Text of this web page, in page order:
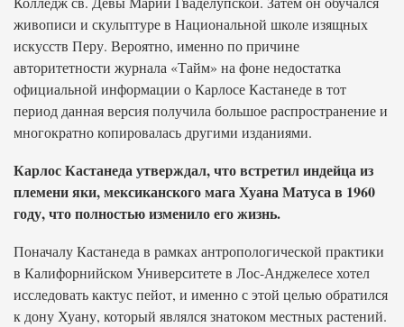
живописи и скульптуре в Национальной школе изящных
искусств Перу. Вероятно, именно по причине
авторитетности журнала «Тайм» на фоне недостатка
официальной информации о Карлосе Кастанеде в тот
период данная версия получила большое распространение и
многократно копировалась другими изданиями.
Карлос Кастанеда утверждал, что встретил индейца из
племени яки, мексиканского мага Хуана Матуса в 1960
году, что полностью изменило его жизнь.
Поначалу Кастанеда в рамках антропологической практики
в Калифорнийском Университете в Лос-Анджелесе хотел
исследовать кактус пейот, и именно с этой целью обратился
к дону Хуану, который являлся знатоком местных растений.